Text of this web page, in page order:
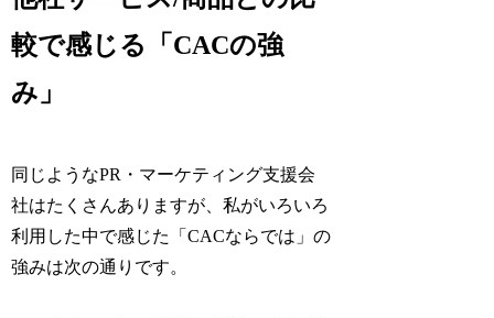
較で感じる「CACの強
み」
同じようなPR・マーケティング支援会
社はたくさんありますが、私がいろいろ
利用した中で感じた「CACならでは」の
強みは次の通りです。